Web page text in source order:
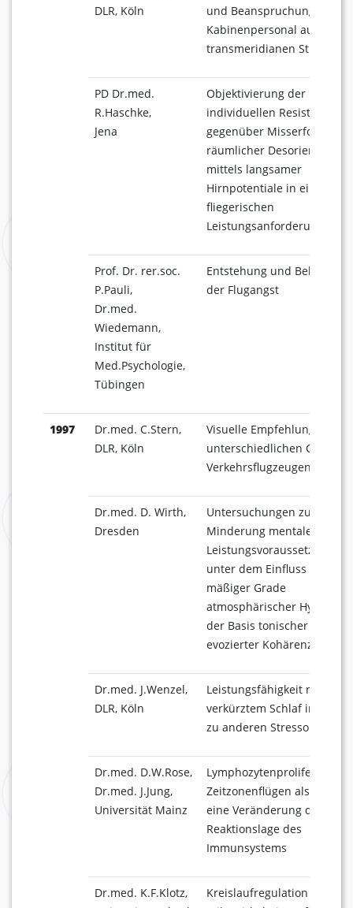
DLR, Köln
und Beanspruchung beim
Kabinenpersonal auf
transmeridianen Strecken
PD Dr.med.
R.Haschke,
Jena
Objektivierung der
individuellen Resistenz
gegenüber Misserfolg und
räumlicher Desorientierung
mittels langsamer
Hirnpotentiale in einer
fliegerischen
Prof. Dr. rer.soc.
P.Pauli,
Dr.med.
Wiedemann,
Institut für
Med.Psychologie,
Tübingen
Entstehung und
der Flugangst
1997
Dr.med. C.Stern,
DLR, Köln
Visuelle Empfehlungen in
unterschiedlichen Cockpits
Verkehrsflugzeugen
Dr.med. D. Wirth,
Dresden
Untersuchungen zur
Minderung mentaler
Leistungsvoraussetzungen
unter dem Einfluss
mäßiger Grade
atmosphärischer Hypoxie
der Basis tonischer und
evozierter Kohärenzen des
Dr.med. J.Wenzel,
DLR, Köln
Leistungsfähigkeit nach
verkürztem Schlaf im
zu anderen Stressoren
Dr.med. D.W.Rose,
Dr.med. J.Jung,
Universität Mainz
Lymphozytenproliferation
Zeitzonenflügen als
eine Veränderung der
Reaktionslage des
Immunsystems
Dr.med. K.F.Klotz,
Kreislaufregulation und